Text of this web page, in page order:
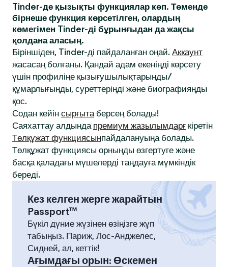
Tinder-де қызықты функциялар көп. Төменде
бірнеше функция көрсетілген, олардың
көмегімен Tinder-ді бұрынғыдан да жақсы
қолдана аласың.
Біріншіден, Tinder-ді пайдаланған оңай. Аккаунт
жасасаң болғаны. Қандай адам екеніңді көрсету
үшін профиліңе қызығушылықтарыңды/
құмарлығыңды, суреттеріңді және биографияңды
қос.
Содан кейін сырғытаберсең болады!
Саяхаттау алдында премиум жазылымдарғ кіретін
Төлқұжат функциясынпайдалануыңа болады.
Төлқұжат функциясы орныңды өзгертуге және
басқа қаладағы мүшелерді таңдауға мүмкіндік
береді.
Кез келген жерге жарайтын
Passport™
Бүкіл дүние жүзінен өзіңізге жұп
табыңыз. Париж, Лос-Анджелес,
Сидней, ал, кеттік!
Ағымдағы орын: Өскемен